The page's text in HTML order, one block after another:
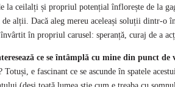
la ceilalți și propriul potențial înflorește de la
alții. Dacă aleg mereu aceleași soluții dintr-o
în propriul carusel: speranță, curaj de a
ce se întâmplă cu mine din punct de
Totuși, e fascinant ce se ascunde în spatele